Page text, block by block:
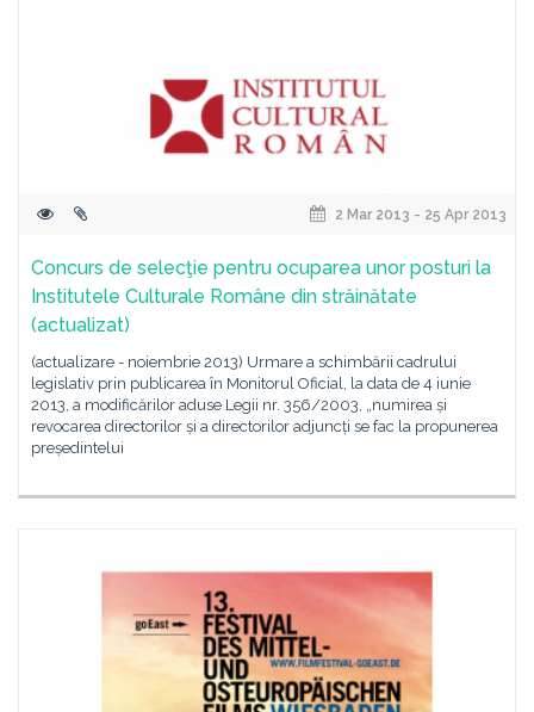
2 Mar 2013 - 25 Apr 2013
Concurs de selecţie pentru ocuparea unor posturi la
Institutele Culturale Române din străinătate
(actualizat)
(actualizare - noiembrie 2013) Urmare a schimbării cadrului
legislativ prin publicarea în Monitorul Oficial, la data de 4 iunie
2013, a modificărilor aduse Legii nr. 356/2003, „numirea și
revocarea directorilor și a directorilor adjuncți se fac la propunerea
președintelui